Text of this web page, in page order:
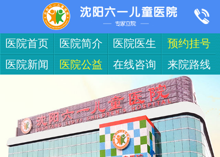
医院首页 医院简介 医院医生
预约挂号
医院新闻
医院公益 在线咨询 来院路线